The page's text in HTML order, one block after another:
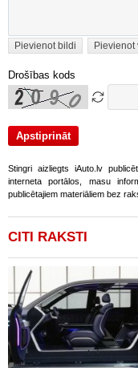
Pievienot bildi Pievienot
Drošības kods
Stingri aizliegts iAuto.lv
interneta portālos, masu
publicētajiem materiāliem bez
CITI RAKSTI